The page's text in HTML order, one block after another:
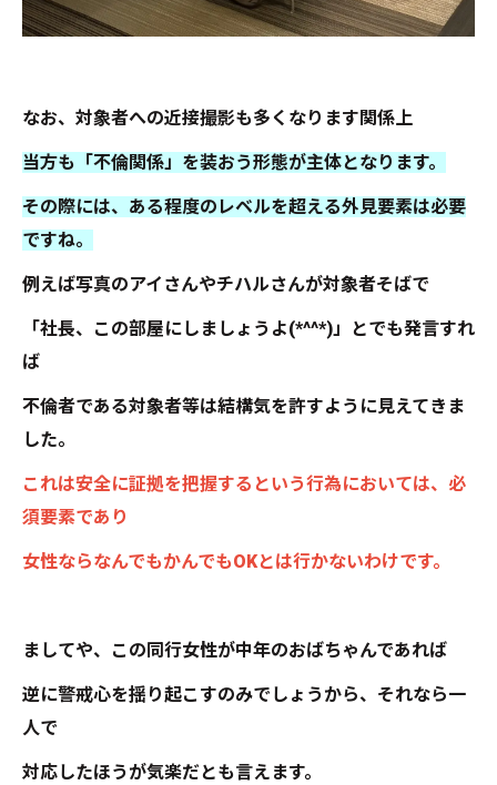
なお、対象者への近接撮影も多くなります関係上
当方も「不倫関係」を装おう形態が主体となります。
その際には、ある程度のレベルを超える外見要素は必要
ですね。
例えば写真のアイさんやチハルさんが対象者そばで
「社長、この部屋にしましょうよ(*^^*)」とでも発言すれ
ば
不倫者である対象者等は結構気を許すように見えてきま
した。
これは安全に証拠を把握するという行為においては、必
須要素であり
女性ならなんでもかんでもОKとは行かないわけです。
ましてや、この同行女性が中年のおばちゃんであれば
逆に警戒心を揺り起こすのみでしょうから、それなら一
人で
対応したほうが気楽だとも言えます。